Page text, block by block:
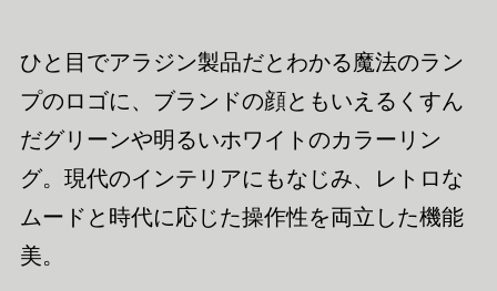
ひと目でアラジン製品だとわかる魔法のラン
プのロゴに、ブランドの顔ともいえるくすん
だグリーンや明るいホワイトのカラーリン
グ。現代のインテリアにもなじみ、レトロな
ムードと時代に応じた操作性を両立した機能
美。